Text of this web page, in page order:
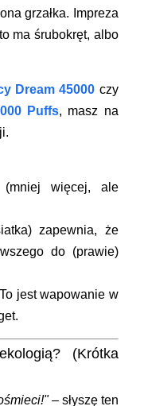
grzałka. Impreza
ma śrubokręt, albo
Dream 45000 czy
Puffs, masz na
więcej, ale
zapewnia, że
do (prawie)
jest wapowanie w
(Krótka
– słyszę ten